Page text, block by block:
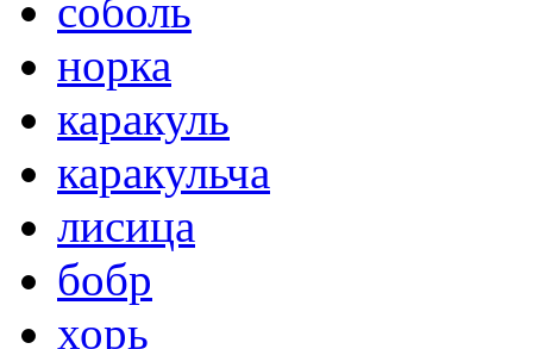
соболь
норка
каракуль
каракульча
лисица
бобр
хорь